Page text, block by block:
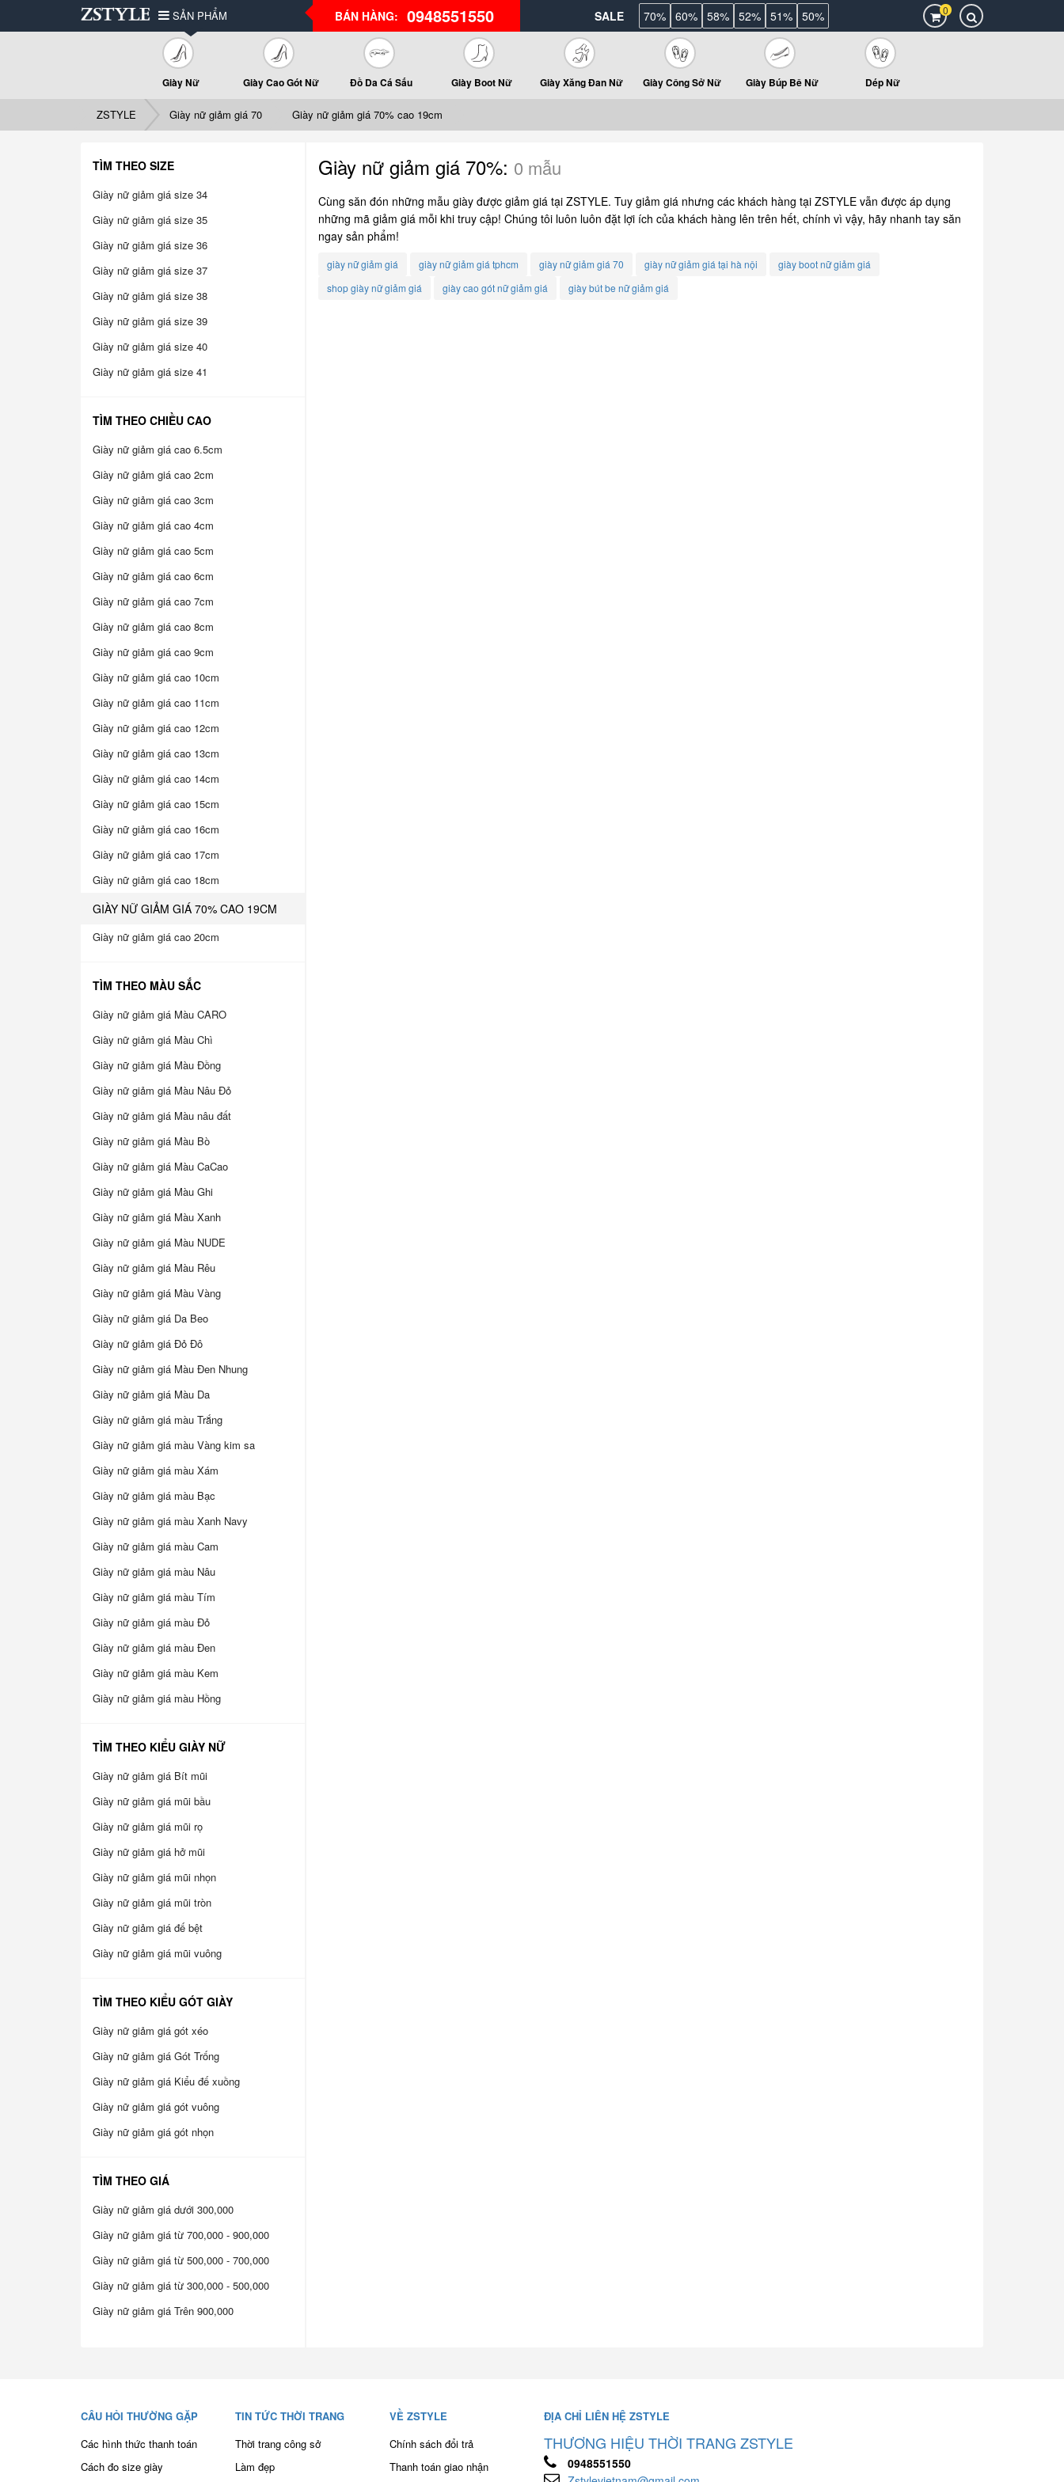
SẢN PHẨM BÁN HÀNG: 0948551550 SALE 70% 60% 58% 52% 51% 50% 0
Giày Nữ Giày Cao Gót Nữ Đồ Da Cá Sấu Giày Boot Nữ Giày Xăng Đan Nữ Giày Công Sở Nữ Giày Búp Bê Nữ Dép Nữ
ZSTYLE Giày nữ giảm giá 70 Giày nữ giảm giá 70% cao 19cm
TÌM THEO SIZE
Giày nữ giảm giá size 34
Giày nữ giảm giá size 35
Giày nữ giảm giá size 36
Giày nữ giảm giá size 37
Giày nữ giảm giá size 38
Giày nữ giảm giá size 39
Giày nữ giảm giá size 40
Giày nữ giảm giá size 41
TÌM THEO CHIỀU CAO
Giày nữ giảm giá cao 6.5cm
Giày nữ giảm giá cao 2cm
Giày nữ giảm giá cao 3cm
Giày nữ giảm giá cao 4cm
Giày nữ giảm giá cao 5cm
Giày nữ giảm giá cao 6cm
Giày nữ giảm giá cao 7cm
Giày nữ giảm giá cao 8cm
Giày nữ giảm giá cao 9cm
Giày nữ giảm giá cao 10cm
Giày nữ giảm giá cao 11cm
Giày nữ giảm giá cao 12cm
Giày nữ giảm giá cao 13cm
Giày nữ giảm giá cao 14cm
Giày nữ giảm giá cao 15cm
Giày nữ giảm giá cao 16cm
Giày nữ giảm giá cao 17cm
Giày nữ giảm giá cao 18cm
GIÀY NỮ GIẢM GIÁ 70% CAO 19CM
Giày nữ giảm giá cao 20cm
TÌM THEO MÀU SẮC
Giày nữ giảm giá Màu CARO
Giày nữ giảm giá Màu Chì
Giày nữ giảm giá Màu Đồng
Giày nữ giảm giá Màu Nâu Đỏ
Giày nữ giảm giá Màu nâu đất
Giày nữ giảm giá Màu Bò
Giày nữ giảm giá Màu CaCao
Giày nữ giảm giá Màu Ghi
Giày nữ giảm giá Màu Xanh
Giày nữ giảm giá Màu NUDE
Giày nữ giảm giá Màu Rêu
Giày nữ giảm giá Màu Vàng
Giày nữ giảm giá Da Beo
Giày nữ giảm giá Đỏ Đô
Giày nữ giảm giá Màu Đen Nhung
Giày nữ giảm giá Màu Da
Giày nữ giảm giá màu Trắng
Giày nữ giảm giá màu Vàng kim sa
Giày nữ giảm giá màu Xám
Giày nữ giảm giá màu Bạc
Giày nữ giảm giá màu Xanh Navy
Giày nữ giảm giá màu Cam
Giày nữ giảm giá màu Nâu
Giày nữ giảm giá màu Tím
Giày nữ giảm giá màu Đỏ
Giày nữ giảm giá màu Đen
Giày nữ giảm giá màu Kem
Giày nữ giảm giá màu Hồng
TÌM THEO KIỂU GIÀY NỮ
Giày nữ giảm giá Bít mũi
Giày nữ giảm giá mũi bầu
Giày nữ giảm giá mũi rọ
Giày nữ giảm giá hở mũi
Giày nữ giảm giá mũi nhọn
Giày nữ giảm giá mũi tròn
Giày nữ giảm giá đế bệt
Giày nữ giảm giá mũi vuông
TÌM THEO KIỂU GÓT GIÀY
Giày nữ giảm giá gót xéo
Giày nữ giảm giá Gót Trống
Giày nữ giảm giá Kiểu đế xuồng
Giày nữ giảm giá gót vuông
Giày nữ giảm giá gót nhọn
TÌM THEO GIÁ
Giày nữ giảm giá dưới 300,000
Giày nữ giảm giá từ 700,000 - 900,000
Giày nữ giảm giá từ 500,000 - 700,000
Giày nữ giảm giá từ 300,000 - 500,000
Giày nữ giảm giá Trên 900,000
Giày nữ giảm giá 70%: 0 mẫu
Cùng săn đón những mẫu giày được giảm giá tại ZSTYLE. Tuy giảm giá nhưng các khách hàng tại ZSTYLE vẫn được áp dụng
những mã giảm giá mỗi khi truy cập! Chúng tôi luôn luôn đặt lợi ích của khách hàng lên trên hết, chính vì vậy, hãy nhanh tay săn
ngay sản phẩm!
giày nữ giảm giá giày nữ giảm giá tphcm giày nữ giảm giá 70 giày nữ giảm giá tại hà nội
giày boot nữ giảm giá
shop giày nữ giảm giá
giày cao gót nữ giảm giá giày bút be nữ giảm giá
CÂU HỎI THƯỜNG GẶP
Các hình thức thanh toán
Cách đo size giày
TIN TỨC THỜI TRANG
Thời trang công sở
Làm đẹp
VỀ ZSTYLE
Chính sách đổi trả
Thanh toán giao nhận
ĐỊA CHỈ LIÊN HỆ ZSTYLE
THƯƠNG HIỆU THỜI TRANG ZSTYLE
0948551550